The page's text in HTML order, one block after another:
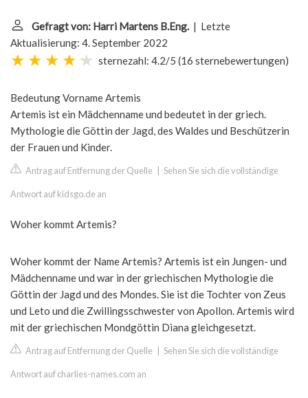
Gefragt von: Harri Martens B.Eng. | Letzte
Aktualisierung: 4. September 2022
sternezahl: 4.2/5 (16 sternebewertungen)
Bedeutung Vorname Artemis
Artemis ist ein Mädchenname und bedeutet in der griech.
Mythologie die Göttin der Jagd, des Waldes und Beschützerin
der Frauen und Kinder.
Antrag auf Entfernung der Quelle Sehen Sie sich die vollständige
Antwort auf kidsgo.de an
Woher kommt Artemis?
Woher kommt der Name Artemis? Artemis ist ein Jungen- und
Mädchenname und war in der griechischen Mythologie die
Göttin der Jagd und des Mondes. Sie ist die Tochter von Zeus
und Leto und die Zwillingsschwester von Apollon. Artemis wird
mit der griechischen Mondgöttin Diana gleichgesetzt.
Antrag auf Entfernung der Quelle Sehen Sie sich die vollständige
Antwort auf charlies-names.com an